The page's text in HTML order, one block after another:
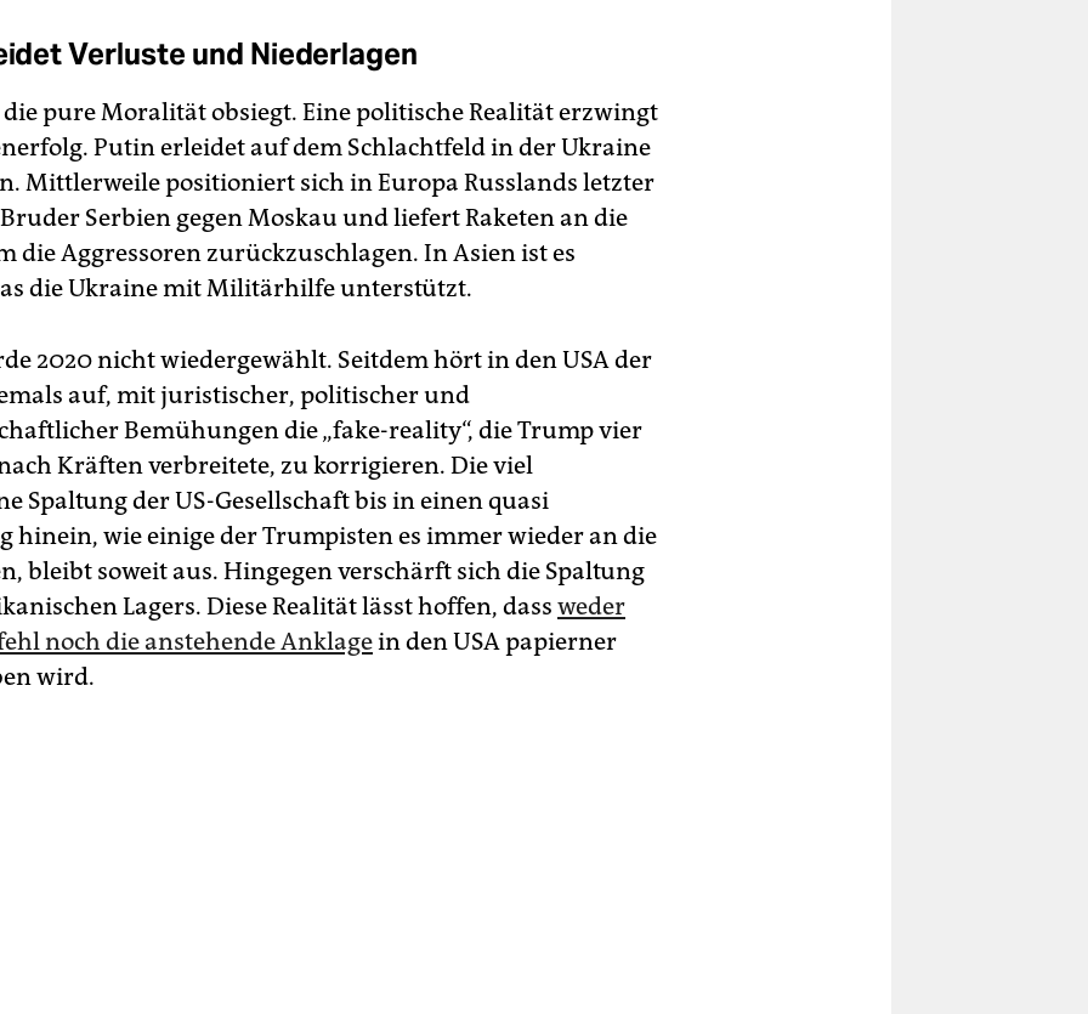
Verluste und Niederlagen
die pure Moralität obsiegt. Eine politische Realität erzwingt
Putin erleidet auf dem Schlachtfeld in der Ukraine
Mittlerweile positioniert sich in Europa Russlands letzter
Serbien gegen Moskau und liefert Raketen an die
die Aggressoren zurückzuschlagen. In Asien ist es
die Ukraine mit Militärhilfe unterstützt.
2020 nicht wiedergewählt. Seitdem hört in den USA der
auf, mit juristischer, politischer und
Bemühungen die „fake-reality“, die Trump vier
Kräften verbreitete, zu korrigieren. Die viel
Spaltung der US-Gesellschaft bis in einen quasi
hinein, wie einige der Trumpisten es immer wieder an die
bleibt soweit aus. Hingegen verschärft sich die Spaltung
Lagers. Diese Realität lässt hoffen, dass weder
noch die anstehende Anklagein den USA papierner
wird.